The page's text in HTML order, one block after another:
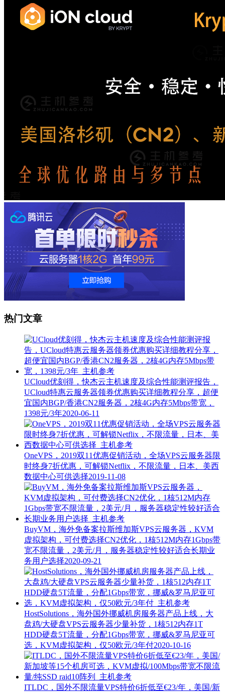
热门文章
UCloud优刻得，快杰云主机速度及综合性能测评报告，
UCloud特惠云服务器领券优惠购买详细教程分享，超便
宜国内BGP/香港CN2服务器，2核4G内存5Mbps带宽，
1398元/3年2020-06-11
OneVPS，2019双11优惠促销活动，全场VPS云服务器限
时终身7折优惠，可解锁Netflix，不限流量，日本、美西
数据中心可供选择2019-11-08
BuyVM，海外免备案拉斯维加斯VPS云服务器，KVM
虚拟架构，可付费选择CN2优化，1核512M内存1Gbps带
宽不限流量，2美元/月，服务器稳定性较好适合长期业
务用户选择2020-09-21
HostSolutions，海外国外挪威机房服务器产品上线，大
盘鸡/大硬盘VPS云服务器少量补货，1核512内存1T
HDD硬盘5T流量，分配1Gbps带宽，挪威&罗马尼亚可
选，KVM虚拟架构，仅50欧元/3年付2020-10-16
ITLDC，国外不限流量VPS特价6折低至€23/年，美国/新